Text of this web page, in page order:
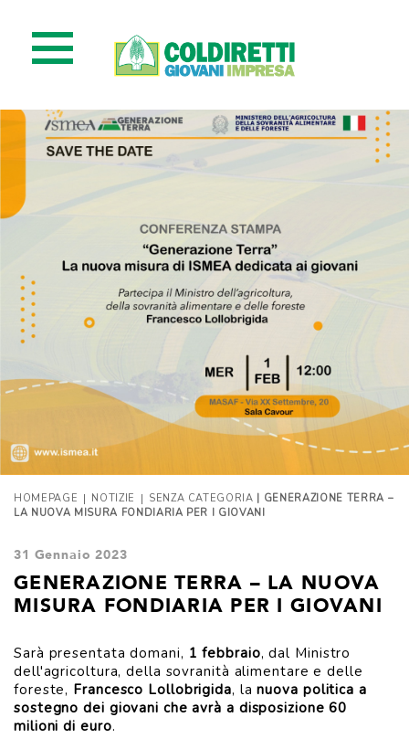
HOMEPAGE | NOTIZIE | SENZA CATEGORIA
| GENERAZIONE TERRA –
LA NUOVA MISURA FONDIARIA PER I GIOVANI
31 Gennaio 2023
GENERAZIONE TERRA – LA NUOVA
MISURA FONDIARIA PER I GIOVANI
Sarà presentata domani, 1 febbraio, dal Ministro
dell'agricoltura, della sovranità alimentare e delle
foreste, Francesco Lollobrigida, lanuova politica a
sostegno dei giovani che avrà a disposizione 60
milioni di euro.